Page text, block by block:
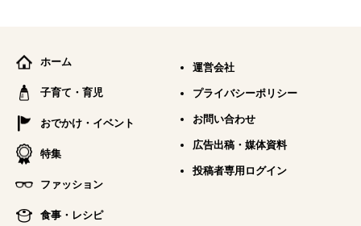
ホーム
子育て・育児
おでかけ・イベント
特集
ファッション
食事・レシピ
運営会社
プライバシーポリシー
お問い合わせ
広告出稿・媒体資料
投稿者専用ログイン